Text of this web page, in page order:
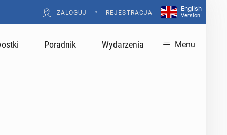
ZALOGUJ • REJESTRACJA
English
Version
Poradnik Wydarzenia Menu